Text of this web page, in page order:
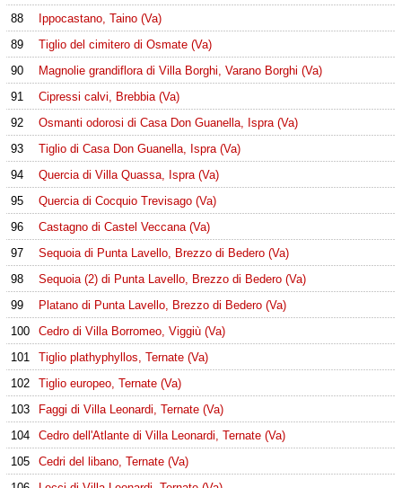
88
Ippocastano, Taino (Va)
89
Tiglio del cimitero di Osmate (Va)
90
Magnolie grandiflora di Villa Borghi, Varano Borghi (Va)
91
Cipressi calvi, Brebbia (Va)
92
Osmanti odorosi di Casa Don Guanella, Ispra (Va)
93
Tiglio di Casa Don Guanella, Ispra (Va)
94
Quercia di Villa Quassa, Ispra (Va)
95
Quercia di Cocquio Trevisago (Va)
96
Castagno di Castel Veccana (Va)
97
Sequoia di Punta Lavello, Brezzo di Bedero (Va)
98
Sequoia (2) di Punta Lavello, Brezzo di Bedero (Va)
99
Platano di Punta Lavello, Brezzo di Bedero (Va)
100
Cedro di Villa Borromeo, Viggiù (Va)
101
Tiglio plathyphyllos, Ternate (Va)
102
Tiglio europeo, Ternate (Va)
103
Faggi di Villa Leonardi, Ternate (Va)
104
Cedro dell'Atlante di Villa Leonardi, Ternate (Va)
105
Cedri del libano, Ternate (Va)